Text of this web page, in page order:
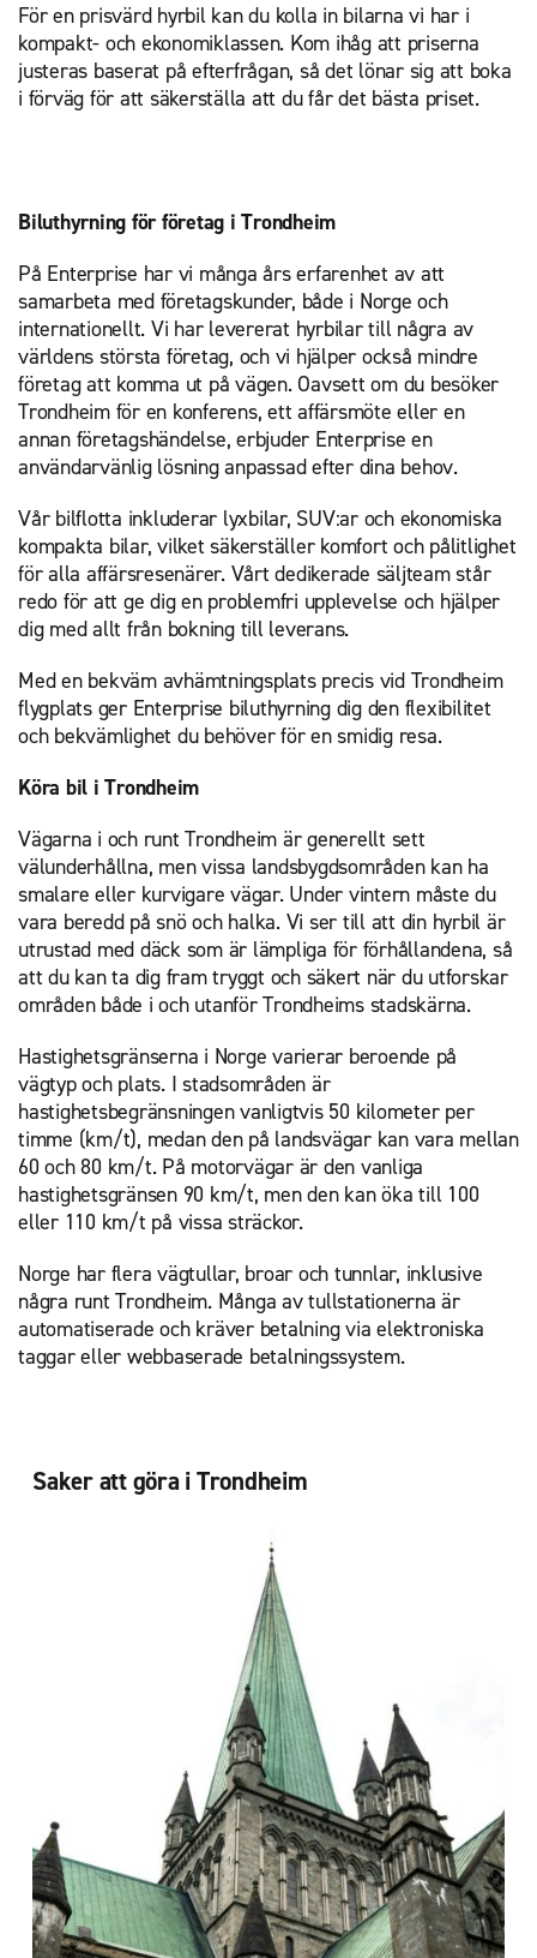
För en prisvärd hyrbil kan du kolla in bilarna vi har i
kompakt- och ekonomiklassen. Kom ihåg att priserna
justeras baserat på efterfrågan, så det lönar sig att boka
i förväg för att säkerställa att du får det bästa priset.
Biluthyrning för företag i Trondheim
På Enterprise har vi många års erfarenhet av att
samarbeta med företagskunder, både i Norge och
internationellt. Vi har levererat hyrbilar till några av
världens största företag, och vi hjälper också mindre
företag att komma ut på vägen. Oavsett om du besöker
Trondheim för en konferens, ett affärsmöte eller en
annan företagshändelse, erbjuder Enterprise en
användarvänlig lösning anpassad efter dina behov.
Vår bilflotta inkluderar lyxbilar, SUV:ar och ekonomiska
kompakta bilar, vilket säkerställer komfort och pålitlighet
för alla affärsresenärer. Vårt dedikerade säljteam står
redo för att ge dig en problemfri upplevelse och hjälper
dig med allt från bokning till leverans.
Med en bekväm avhämtningsplats precis vid Trondheim
flygplats ger Enterprise biluthyrning dig den flexibilitet
och bekvämlighet du behöver för en smidig resa.
Köra bil i Trondheim
Vägarna i och runt Trondheim är generellt sett
välunderhållna, men vissa landsbygdsområden kan ha
smalare eller kurvigare vägar. Under vintern måste du
vara beredd på snö och halka. Vi ser till att din hyrbil är
utrustad med däck som är lämpliga för förhållandena, så
att du kan ta dig fram tryggt och säkert när du utforskar
områden både i och utanför Trondheims stadskärna.
Hastighetsgränserna i Norge varierar beroende på
vägtyp och plats. I stadsområden är
hastighetsbegränsningen vanligtvis 50 kilometer per
timme (km/t), medan den på landsvägar kan vara mellan
60 och 80 km/t. På motorvägar är den vanliga
hastighetsgränsen 90 km/t, men den kan öka till 100
eller 110 km/t på vissa sträckor.
Norge har flera vägtullar, broar och tunnlar, inklusive
några runt Trondheim. Många av tullstationerna är
automatiserade och kräver betalning via elektroniska
taggar eller webbaserade betalningssystem.
Saker att göra i Trondheim